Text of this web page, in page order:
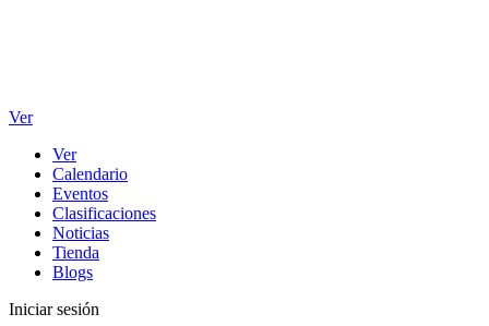
Ver
Ver
Calendario
Eventos
Clasificaciones
Noticias
Tienda
Blogs
Iniciar sesión